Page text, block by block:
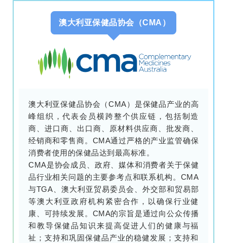
澳大利亚保健品协会（CMA）
澳大利亚保健品协会（CMA）是保健品产业的高
峰组织，代表会员横跨整个供应链，包括制造
商、进口商、出口商、原材料供应商、批发商、
经销商和零售商。CMA通过严格的产业监管确保
消费者使用的保健品达到最高标准。
CMA是协会成员、政府、媒体和消费者关于保健
品行业相关问题的主要参考点和联系机构。CMA
与TGA、澳大利亚贸易委员会、外交部和贸易部
等澳大利亚政府机构紧密合作，以确保行业健
康、可持续发展。CMA的宗旨是通过向公众传播
和教导保健品知识来提高促进人们的健康与福
祉；支持和巩固保健品产业的稳健发展；支持和